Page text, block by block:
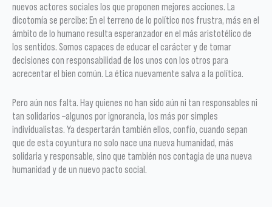
nuevos actores sociales los que proponen mejores acciones. La
dicotomía se percibe: En el terreno de lo político nos frustra, más en el
ámbito de lo humano resulta esperanzador en el más aristotélico de
los sentidos. Somos capaces de educar el carácter y de tomar
decisiones con responsabilidad de los unos con los otros para
acrecentar el bien común. La ética nuevamente salva a la política.
Pero aún nos falta. Hay quienes no han sido aún ni tan responsables ni
tan solidarios –algunos por ignorancia, los más por simples
individualistas. Ya despertarán también ellos, confío, cuando sepan
que de esta coyuntura no solo nace una nueva humanidad, más
solidaria y responsable, sino que también nos contagia de una nueva
humanidad y de un nuevo pacto social.